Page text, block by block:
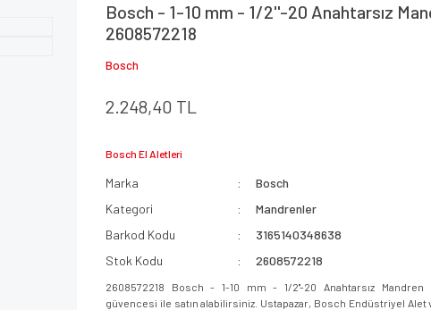
Bosch - 1-10 mm - 1/2''-20 Anahtarsız
2608572218
Bosch
2.248,40 TL
Bosch El Aletleri
Marka
Bosch
Kategori
Mandrenler
Barkod Kodu
3165140348638
Stok Kodu
2608572218
2608572218 Bosch - 1-10 mm - 1/2''-20 Anahtarsız Mandren
güvencesi ile satın alabilirsiniz. Ustapazar, Bosch Endüstriyel Alet